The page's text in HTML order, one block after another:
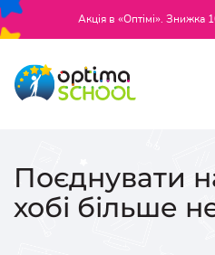
Акція в «Оптімі». Знижка
Поєднувати
хобі більше